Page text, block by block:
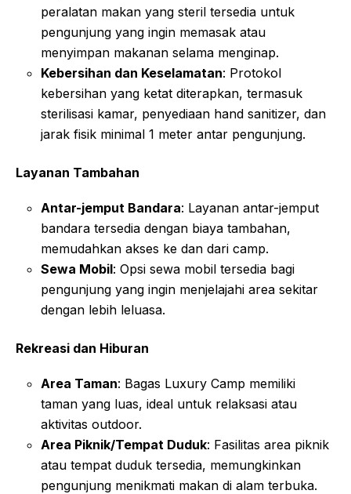
peralatan makan yang steril tersedia untuk
pengunjung yang ingin memasak atau
menyimpan makanan selama menginap.
Kebersihan dan Keselamatan: Protokol
kebersihan yang ketat diterapkan, termasuk
sterilisasi kamar, penyediaan hand sanitizer, dan
jarak fisik minimal 1 meter antar pengunjung.
Layanan Tambahan
Antar-jemput Bandara: Layanan antar-jemput
bandara tersedia dengan biaya tambahan,
memudahkan akses ke dan dari camp.
Sewa Mobil: Opsi sewa mobil tersedia bagi
pengunjung yang ingin menjelajahi area sekitar
dengan lebih leluasa.
Rekreasi dan Hiburan
Area Taman: Bagas Luxury Camp memiliki
taman yang luas, ideal untuk relaksasi atau
aktivitas outdoor.
Area Piknik/Tempat Duduk: Fasilitas area piknik
atau tempat duduk tersedia, memungkinkan
pengunjung menikmati makan di alam terbuka.